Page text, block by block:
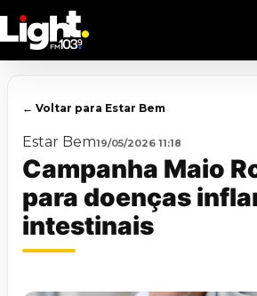
to
main
← Voltar para Estar Bem
Estar Bem19/05/2026 11:18
Campanha Maio
para doenças
intestinais